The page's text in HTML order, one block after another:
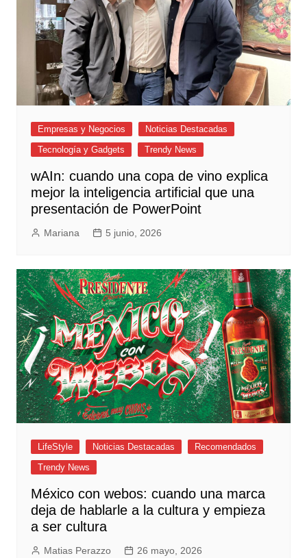
Empresas y Negocios
Noticias Destacadas
Tecnología y Gadgets
Trendy News
wAIn: cuando una copa de vino explica
mejor la inteligencia artificial que una
presentación de PowerPoint
Mariana 5 junio, 2026
LifeStyle Noticias Destacadas
Recomendados
Trendy News
México con webos: cuando una marca
deja de hablarle a la cultura y empieza
a ser cultura
Matias Perazzo 26 mayo, 2026